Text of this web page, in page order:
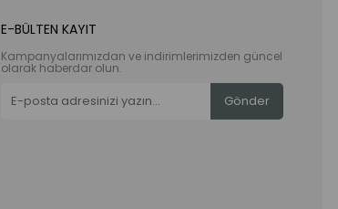
E-BÜLTEN KAYIT
Kampanyalarımızdan ve indirimlerimizden güncel
olarak haberdar olun.
Gönder